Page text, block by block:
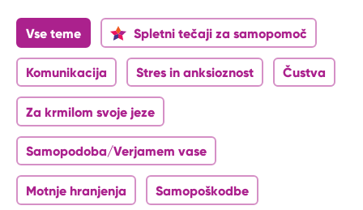
Vse teme Spletni tečaji za samopomoč
Komunikacija Stres in anksioznost Čustva
Za krmilom svoje jeze
Samopodoba/Verjamem vase
Motnje hranjenja Samopoškodbe